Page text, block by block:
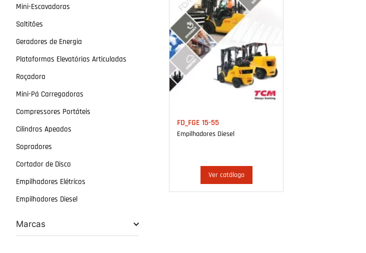
Mini-Escavadoras
Saltitões
Geradores de Energia
Plataformas Elevatórias Articuladas
Roçadora
Mini-Pá Carregadoras
Compressores Portáteis
Cilindros Apeados
Sopradores
Cortador de Disco
Empilhadores Elétricos
Empilhadores Diesel
Marcas
FD_FGE 15-55
Empilhadores Diesel
Ver catálogo